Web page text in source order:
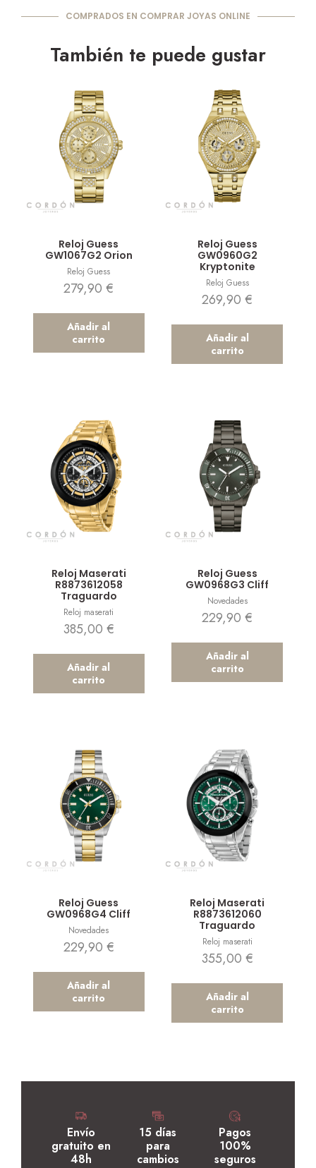
COMPRADOS EN COMPRAR JOYAS ONLINE
También te puede gustar
Reloj Guess
GW1067G2 Orion
Reloj Guess
279,90€
Añadir al
carrito
Reloj Guess
GW0960G2
Kryptonite
Reloj Guess
269,90€
Añadir al
carrito
Reloj Maserati
R8873612058
Traguardo
Reloj maserati
385,00 €
Añadir al
carrito
Reloj Guess
GW0968G3 Cliff
Novedades
229,90€
Añadir al
carrito
Reloj Guess
GW0968G4 Cliff
Novedades
229,90 €
Añadir al
carrito
Reloj Maserati
R8873612060
Traguardo
Reloj maserati
355,00 €
Añadir al
carrito
Envío
gratuito en
48h
15 días
para
cambios
Pagos
100%
seguros